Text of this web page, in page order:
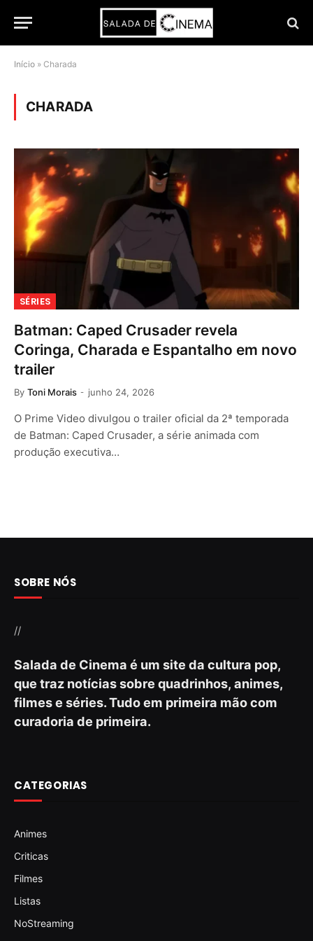
Início » Charada
CHARADA
SÉRIES
Batman: Caped Crusader revela
Coringa, Charada e Espantalho em novo
trailer
By Toni Morais junho 24, 2026
O Prime Video divulgou o trailer oficial da 2ª temporada
de Batman: Caped Crusader, a série animada com
produção executiva…
SOBRE NÓS
//
Salada de Cinema é um site da cultura pop,
que traz notícias sobre quadrinhos, animes,
filmes e séries. Tudo em primeira mão com
curadoria de primeira.
CATEGORIAS
Animes
Criticas
Filmes
Listas
NoStreaming